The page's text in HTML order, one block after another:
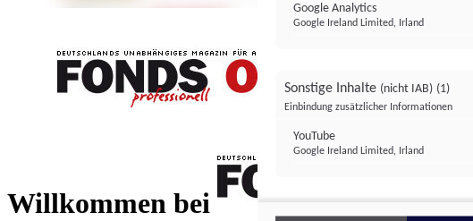
Willkommen bei
FONDS professionell
Google Analytics
Google Ireland Limited, Irland
Sonstige Inhalte (nicht IAB) (1)
Einbindung zusätzlicher Informationen
YouTube
Google Ireland Limited, Irland